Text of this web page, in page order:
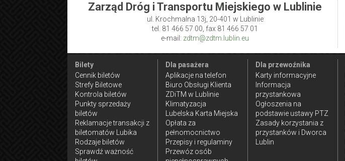
Zarząd Dróg i Transportu Miejskiego w Lublinie
ul. Krochmalna 13j, 20-401 w Lublinie
tel. 81 466 57 00, fax 81 466 57 01
e-mail: zdtm@zdtm.lublin.eu
Bilety
Cennik biletów
Strefy Biletowe
Kontrola biletów
Punkty sprzedaży
biletów
Reklamacje transakcji z
biletomatów Lubika
Rodzaje biletów
Sprawdź ważność
Dla pasażera
Aplikacje na telefon
Biuro Obsługi Klienta
ZDiTM w Lublinie
Klimatyzacja
Lubelska Karta Miejska
Opłata za
pełnomocnictwo
Przepisy i regulaminy
Przewóz osób
Dla przewoźnika
Karty informacyjne
Informacja
przystankowa
Ogłoszenia na
podstawie ustawy PTZ
Zasady korzystania z
przystanków i Dworca
Lublin